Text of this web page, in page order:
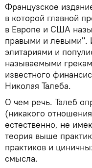
Французское
в которой главной
в Европе и США
правыми и левыми".
элитариями и
называемыми
известного
Николая Талеба.
О чем речь. Талеб
(никакого
естественно, не
теория выше
практиков и
смысла.